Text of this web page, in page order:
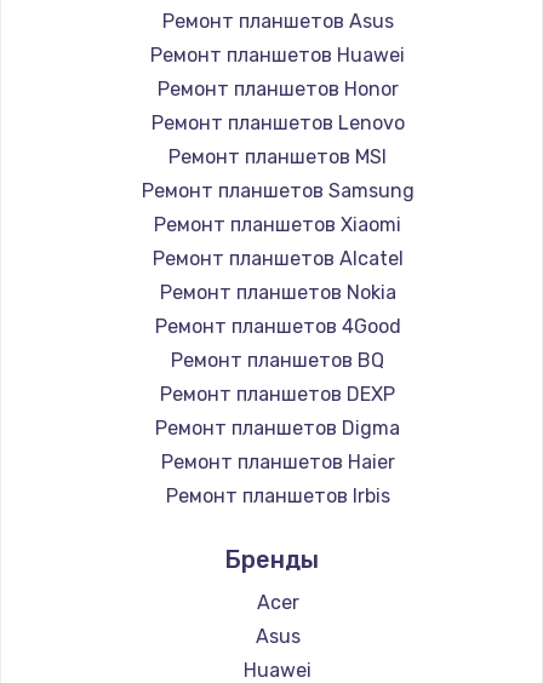
1800 руб.
Заказать
Замена GPS-модуля
1700 руб.
Замена кнопки Home
1500 руб.
Замена шлейфа
Заказать
Замена клавиатуры
1130 руб.
Заказать
Ремонт планшетов Asus
Ремонт планшетов Huawei
Ремонт планшетов Honor
Ремонт планшетов Lenovo
Ремонт планшетов MSI
Ремонт планшетов Samsung
Ремонт планшетов Xiaomi
Ремонт планшетов Alcatel
Ремонт планшетов Nokia
Ремонт планшетов 4Good
Ремонт планшетов BQ
Ремонт планшетов DEXP
Ремонт планшетов Digma
Ремонт планшетов Haier
Ремонт планшетов Irbis
Ремонт планшетов Microsoft
Ремонт планшетов BlackView
Ремонт планшетов Amazon
Ремонт планшетов Aquarius
Бренды
Acer
Asus
Huawei